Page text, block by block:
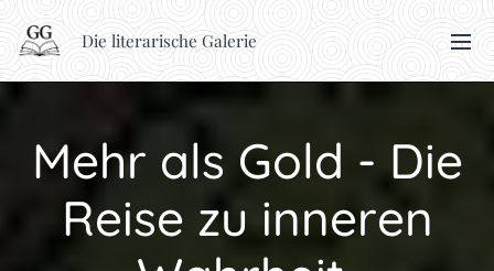
Die literarische Galerie
Mehr als Gold - Die
Reise zu inneren